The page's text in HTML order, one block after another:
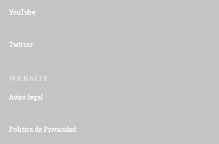
YouTube
Twitter
WEBSITE
Aviso legal
Política de Privacidad